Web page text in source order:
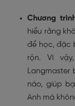
Chương
hiểu rằng
để học, đặc
rộn. Vì
Langmaster
nào, giúp
Anh mà